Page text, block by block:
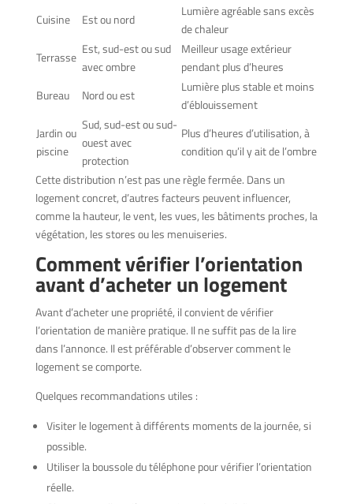
Cuisine
Est ou nord
Lumière agréable sans excès
de chaleur
Terrasse
Est, sud-est ou sud
avec ombre
Meilleur usage extérieur
pendant plus d’heures
Bureau
Nord ou est
Lumière plus stable et moins
d’éblouissement
Jardin ou
piscine
Sud, sud-est ou sud-
ouest avec
protection
Plus d’heures d’utilisation, à
condition qu’il y ait de l’ombre
Cette distribution n’est pas une règle fermée. Dans un
logement concret, d’autres facteurs peuvent influencer,
comme la hauteur, le vent, les vues, les bâtiments proches, la
végétation, les stores ou les menuiseries.
Comment vérifier l’orientation
avant d’acheter un logement
Avant d’acheter une propriété, il convient de vérifier
l’orientation de manière pratique. Il ne suffit pas de la lire
dans l’annonce. Il est préférable d’observer comment le
logement se comporte.
Quelques recommandations utiles :
Visiter le logement à différents moments de la journée, si
possible.
Utiliser la boussole du téléphone pour vérifier l’orientation
réelle.